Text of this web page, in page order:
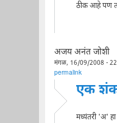
ठीक आहे पण
अजय अनंत जोशी
मंगळ, 16/09/2008 -
permalink
एक
मध्यंतरी 'अ'